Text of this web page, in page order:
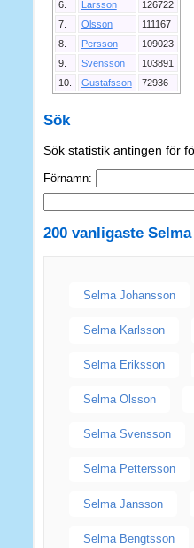
6.
Larsson
126722
7.
Olsson
111167
8.
Persson
109023
9.
Svensson
103891
10.
Gustafsson 72936
Sök
Sök statistik antingen för
Förnamn:
200 vanligaste Selma
Selma Johansson
Selma Karlsson
Selma Eriksson
Selma Olsson
Selma Svensson
Selma Pettersson
Selma Jansson
Selma Bengtsson